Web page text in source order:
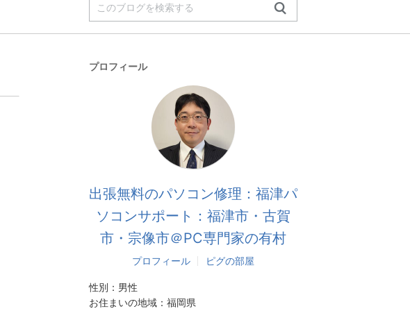
プロフィール
出張無料のパソコン修理：福津パ
ソコンサポート：福津市・古賀
市・宗像市＠PC専門家の有村
プロフィール ピグの部屋
性別： 男性
お住まいの地域： 福岡県